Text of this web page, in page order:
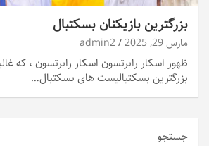
بزرگترین بازیکنان بسکتبال
مارس 29, 2025 admin2
ظهور اسکار رابرتسون اسکار رابرتسون ، که
بزرگترین بسکتبالیست های بسکتبال…
جستجو